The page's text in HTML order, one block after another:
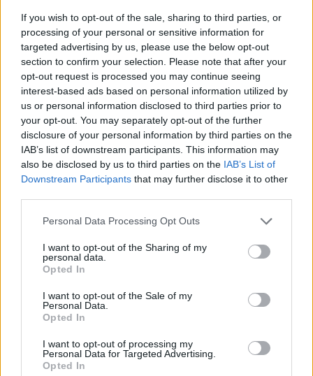
If you wish to opt-out of the sale, sharing to third parties, or
processing of your personal or sensitive information for
targeted advertising by us, please use the below opt-out
section to confirm your selection. Please note that after your
opt-out request is processed you may continue seeing
interest-based ads based on personal information utilized by
us or personal information disclosed to third parties prior to
your opt-out. You may separately opt-out of the further
disclosure of your personal information by third parties on the
IAB’s list of downstream participants. This information may
also be disclosed by us to third parties on the IAB’s List of
Downstream Participants that may further disclose it to other
Personal Data Processing Opt Outs
I want to opt-out of the Sharing of my
personal data.
Opted In
I want to opt-out of the Sale of my
Personal Data.
Opted In
I want to opt-out of processing my
Personal Data for Targeted Advertising.
Opted In
Repères visuels
Afficher la carte